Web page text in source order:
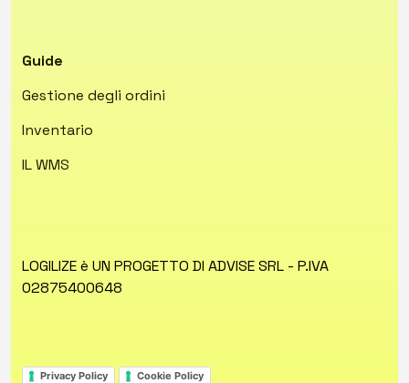
Guide
Gestione degli ordini
Inventario
IL WMS
LOGILIZE è UN PROGETTO DI ADVISE SRL - P.IVA
02875400648
Privacy Policy Cookie Policy